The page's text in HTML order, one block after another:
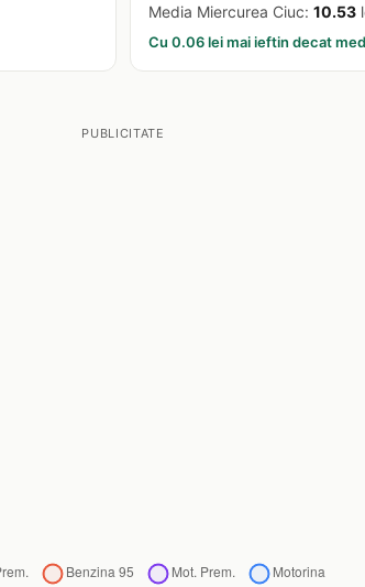
Media Miercurea Ciuc: 10.53
Cu 0.06 lei mai ieftin decat
PUBLICITATE